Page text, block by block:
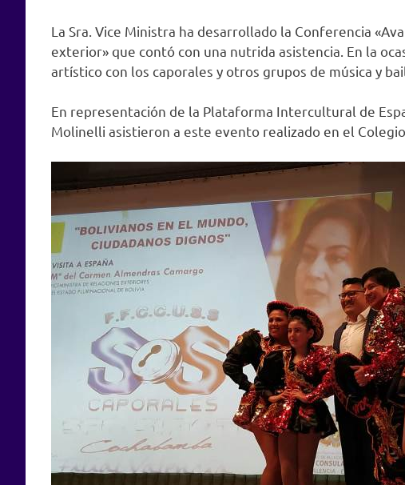
La Sra. Vice Ministra ha desarrollado la Conferencia
exterior» que contó con una nutrida asistencia. En la
artístico con los caporales y otros grupos de música y
En representación de la Plataforma Intercultural de
Molinelli asistieron a este evento realizado en el